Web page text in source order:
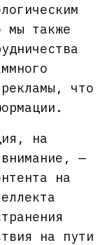
мы также
что
на
—
на
на пути